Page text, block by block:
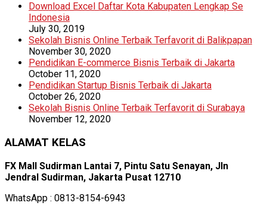
Download Excel Daftar Kota Kabupaten Lengkap Se
Indonesia
July 30, 2019
Sekolah Bisnis Online Terbaik Terfavorit di Balikpapan
November 30, 2020
Pendidikan E-commerce Bisnis Terbaik di Jakarta
October 11, 2020
Pendidikan Startup Bisnis Terbaik di Jakarta
October 26, 2020
Sekolah Bisnis Online Terbaik Terfavorit di Surabaya
November 12, 2020
ALAMAT KELAS
FX Mall Sudirman Lantai 7, Pintu Satu Senayan, Jln
Jendral Sudirman, Jakarta Pusat 12710
WhatsApp : 0813-8154-6943